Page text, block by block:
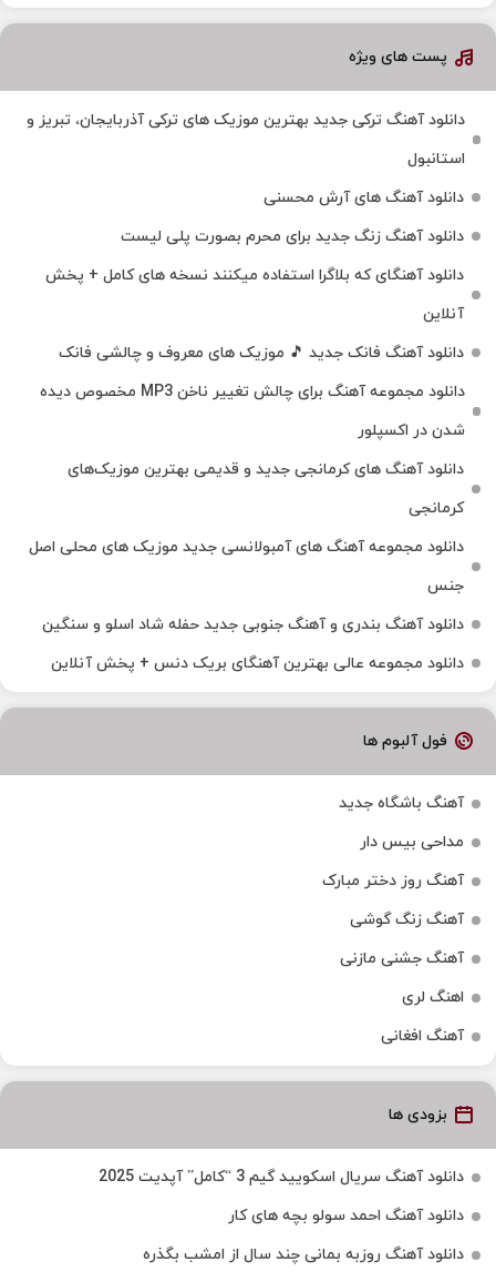
پست های ویژه
دانلود آهنگ ترکی جدید بهترین موزیک‌ های ترکی آذربایجان، تبریز و
استانبول
دانلود آهنگ های آرش محسنی
دانلود آهنگ زنگ جدید برای محرم بصورت پلی لیست
دانلود آهنگای که بلاگرا استفاده میکنند نسخه های کامل + پخش
آنلاین
دانلود آهنگ فانک جدید 🎵 موزیک‌ های معروف و چالشی فانک
دانلود مجموعه آهنگ برای چالش تغییر ناخن MP3 مخصوص دیده
شدن در اکسپلور
دانلود آهنگ‌ های کرمانجی جدید و قدیمی بهترین موزیک‌های
کرمانجی
دانلود مجموعه آهنگ های آمبولانسی جدید موزیک های محلی اصل
جنس
دانلود آهنگ بندری و آهنگ جنوبی جدید حفله شاد اسلو و سنگین
دانلود مجموعه عالی بهترین آهنگای بریک دنس + پخش آنلاین
فول آلبوم ها
آهنگ باشگاه جدید
مداحی بیس دار
آهنگ روز دختر مبارک
آهنگ زنگ گوشی
آهنگ جشنی مازنی
اهنگ لری
آهنگ افغانی
بزودی ها
دانلود آهنگ سریال اسکویید گیم 3 “کامل” آپدیت 2025
دانلود آهنگ احمد سولو بچه های کار
دانلود آهنگ روزبه بمانی چند سال از امشب بگذره